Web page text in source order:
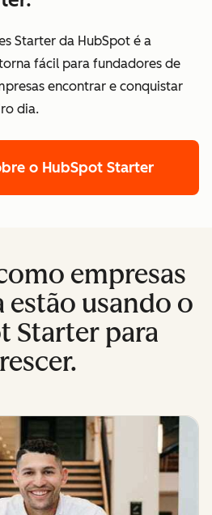
Starter da HubSpot é a
fácil para fundadores de
encontrar e conquistar
dia.
o HubSpot Starter
empresas
estão usando o
Starter para